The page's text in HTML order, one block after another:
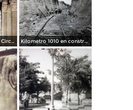
Entrada a la fabrica ( Circulada el 28 de Mayo de 1908 ). Kilometro 1010 en construccion en Juanacatlán Jalisco.